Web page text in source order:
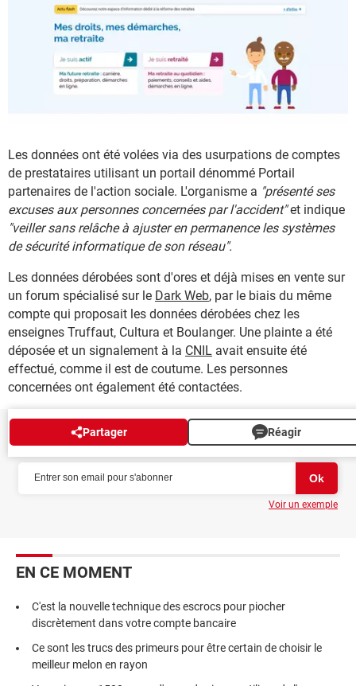
Les données ont été volées via des usurpations de comptes
de prestataires utilisant un portail dénommé Portail
partenaires de l'action sociale. L'organisme a "présenté ses
excuses aux personnes concernées par l'accident"et indique
"veiller sans relâche à ajuster en permanence les systèmes
de sécurité informatique de son réseau".
Les données dérobées sont d'ores et déjà mises en vente sur
un forum spécialisé sur le Dark Web, par le biais du même
compte qui proposait les données dérobées chez les
enseignes Truffaut, Cultura et Boulanger. Une plainte a été
déposée et un signalement à la CNIL avait ensuite été
effectué, comme il est de coutume. Les personnes
concernées ont également été contactées.
Partager Réagir
NEWSLETTER
Voir un exemple
EN CE MOMENT
C'est la nouvelle technique des escrocs pour piocher
discrètement dans votre compte bancaire
Ce sont les trucs des primeurs pour être certain de choisir le
meilleur melon en rayon